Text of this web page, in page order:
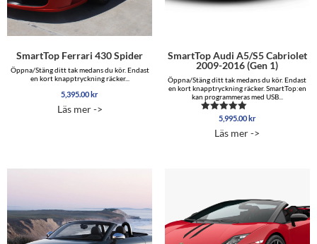
SmartTop Ferrari 430 Spider
Öppna/Stäng ditt tak medans du kör. Endast
en kort knapptryckning räcker...
5,395.00 kr
Läs mer ->
SmartTop Audi A5/S5 Cabriolet
2009-2016 (Gen 1)
Öppna/Stäng ditt tak medans du kör. Endast
en kort knapptryckning räcker. SmartTop:en
kan programmeras med USB...
Betygsatt
av 5
5,995.00 kr
Läs mer ->